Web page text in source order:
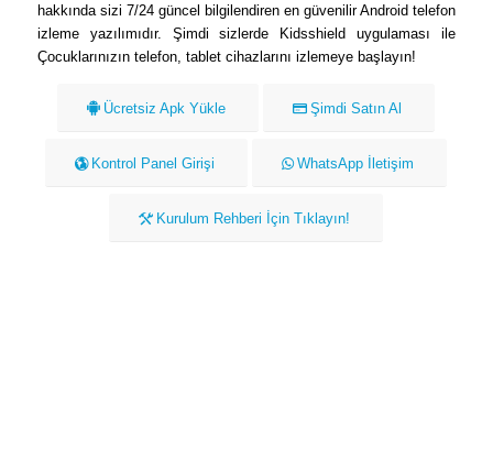
hakkında sizi 7/24 güncel bilgilendiren en güvenilir Android telefon
izleme yazılımıdır. Şimdi sizlerde Kidsshield uygulaması ile
Çocuklarınızın telefon, tablet cihazlarını izlemeye başlayın!
Ücretsiz Apk Yükle Şimdi Satın Al
Kontrol Panel Girişi WhatsApp İletişim
Kurulum Rehberi İçin Tıklayın!